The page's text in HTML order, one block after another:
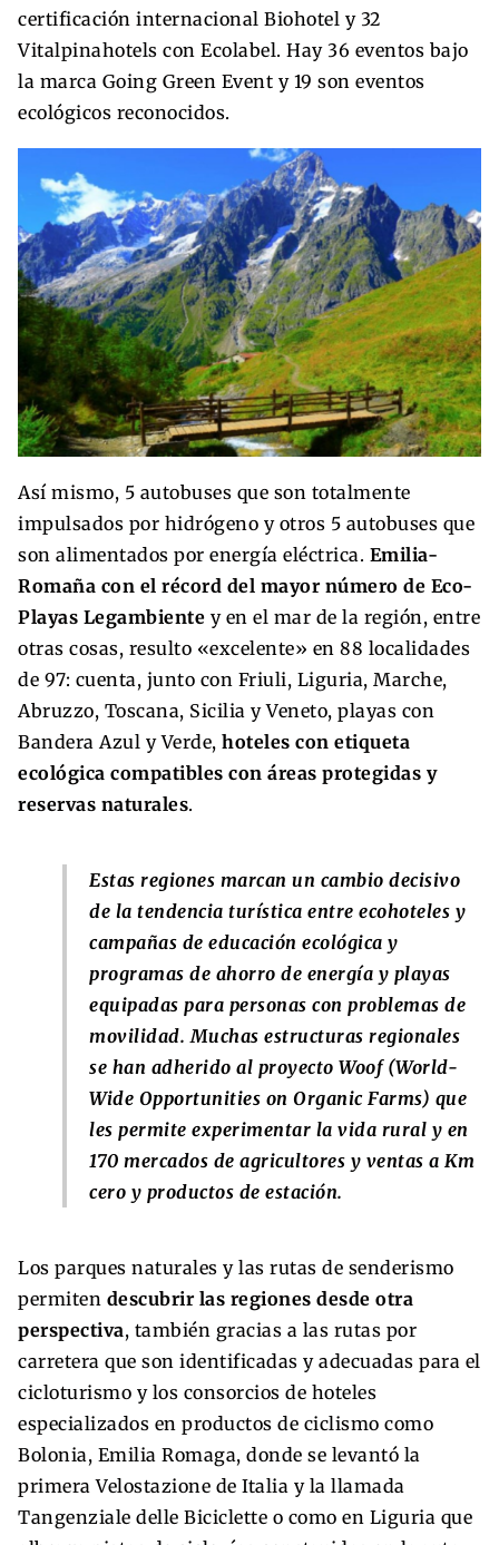
certificación internacional Biohotel y 32
Vitalpinahotels con Ecolabel. Hay 36 eventos bajo
la marca Going Green Event y 19 son eventos
ecológicos reconocidos.
Así mismo, 5 autobuses que son totalmente
impulsados por hidrógeno y otros 5 autobuses que
son alimentados por energía eléctrica. Emilia-
Romaña con el récord del mayor número de Eco-
Playas Legambiente y en el mar de la región, entre
otras cosas, resulto «excelente» en 88 localidades
de 97: cuenta, junto con Friuli, Liguria, Marche,
Abruzzo, Toscana, Sicilia y Veneto, playas con
Bandera Azul y Verde, hoteles con etiqueta
ecológica compatibles con áreas protegidas y
reservas naturales.
Estas regiones marcan un cambio decisivo
de la tendencia turística entre ecohoteles y
campañas de educación ecológica y
programas de ahorro de energía y playas
equipadas para personas con problemas de
movilidad. Muchas estructuras regionales
se han adherido al proyecto Woof (World-
Wide Opportunities on Organic Farms) que
les permite experimentar la vida rural y en
170 mercados de agricultores y ventas a Km
cero y productos de estación.
Los parques naturales y las rutas de senderismo
permiten descubrir las regiones desde otra
perspectiva, también gracias a las rutas por
carretera que son identificadas y adecuadas para el
cicloturismo y los consorcios de hoteles
especializados en productos de ciclismo como
Bolonia, Emilia Romaga, donde se levantó la
primera Velostazione de Italia y la llamada
Tangenziale delle Biciclette o como en Liguria que